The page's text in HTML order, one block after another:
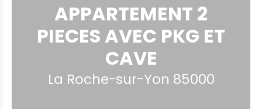
APPARTEMENT 2
PIECES AVEC PKG ET
CAVE
La Roche-sur-Yon 85000